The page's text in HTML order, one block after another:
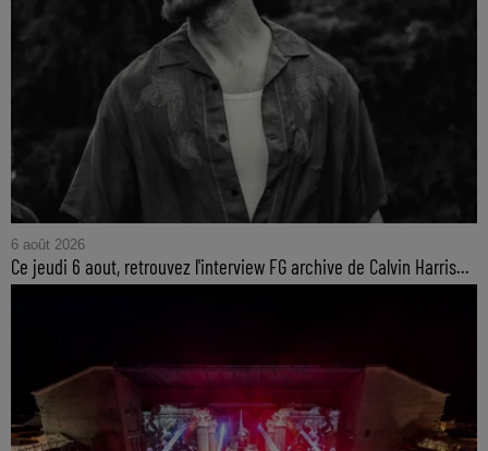
6 août 2026
Ce jeudi 6 aout, retrouvez l'interview FG archive de Calvin Harris...